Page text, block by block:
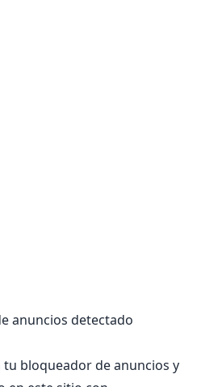
anuncios detectado
tu bloqueador de anuncios y